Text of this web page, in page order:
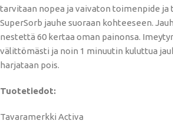
tarvitaan nopea ja vaivaton toimenpide ja
SuperSorb jauhe suoraan kohteeseen.
nestettä 60 kertaa oman painonsa.
välittömästi ja noin 1 minuutin kuluttua
harjataan pois.
Tuotetiedot:
Tavaramerkki Activa